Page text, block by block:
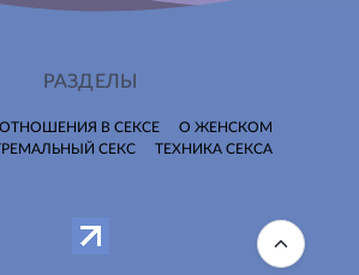
РАЗДЕЛЫ
ОТНОШЕНИЯ В СЕКСЕ
О ЖЕНСКОМ
СЕКС ТЕХНИКА СЕКСА